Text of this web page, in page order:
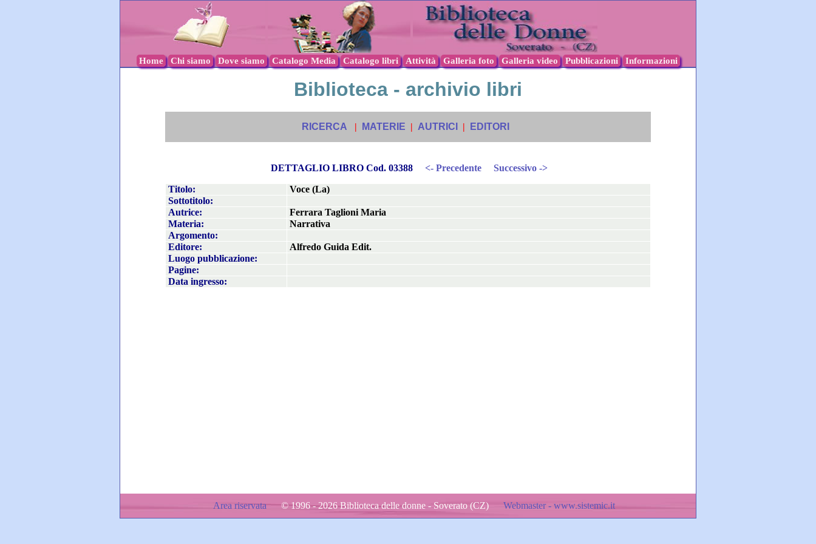
Home Chi siamo Dove siamo Catalogo Media Catalogo libri Attività Galleria foto Galleria video Pubblicazioni Informazioni
Biblioteca - archivio libri
RICERCA | MATERIE | AUTRICI | EDITORI
DETTAGLIO LIBRO Cod. 03388 <- Precedente Successivo ->
Titolo:
Voce (La)
Sottotitolo:
Autrice:
Ferrara Taglioni Maria
Materia:
Narrativa
Argomento:
Editore:
Alfredo Guida Edit.
Luogo pubblicazione:
Pagine:
Data ingresso:
Area riservata© 1996 - 2026 Biblioteca delle donne - Soverato (CZ) Webmaster - www.sistemic.it